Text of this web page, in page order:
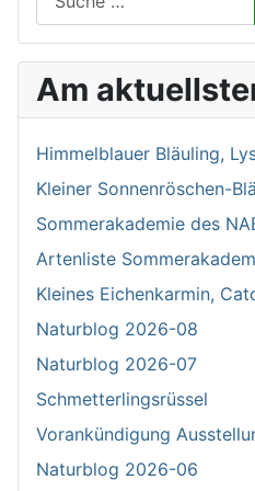
Type 2 or more
Am
Himmelblauer Bläuling,
Kleiner Sonnenröschen-
Sommerakademie des
Artenliste
Kleines Eichenkarmin,
Naturblog 2026-08
Naturblog 2026-07
Schmetterlingsrüssel
Vorankündigung
Naturblog 2026-06